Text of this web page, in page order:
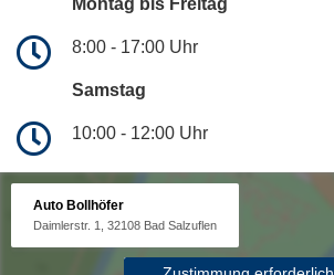
Montag bis Freitag
8:00 - 17:00 Uhr
Samstag
10:00 - 12:00 Uhr
Auto Bollhöfer
Daimlerstr. 1, 32108 Bad Salzuflen